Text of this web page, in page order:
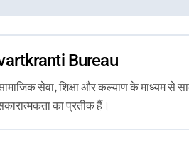
Bureau
सामाजिक सेवा, शिक्षा और कल्याण के माध्यम से
का प्रतीक हैं।